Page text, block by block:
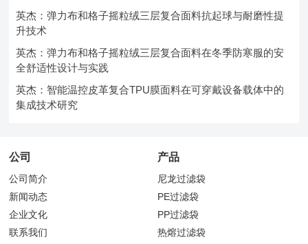
英杰：弹力布和格子摇粒绒三层复合面料抗起球与耐磨性提
升技术
英杰：弹力布和格子摇粒绒三层复合面料在冬季防寒服的安
全舒适性设计与实践
英杰：智能温控皮革复合TPU膜面料在可穿戴设备载体中的
集成技术研究
公司
公司简介
新闻动态
企业文化
联系我们
产品
尼龙过滤袋
PE过滤袋
PP过滤袋
热熔过滤袋